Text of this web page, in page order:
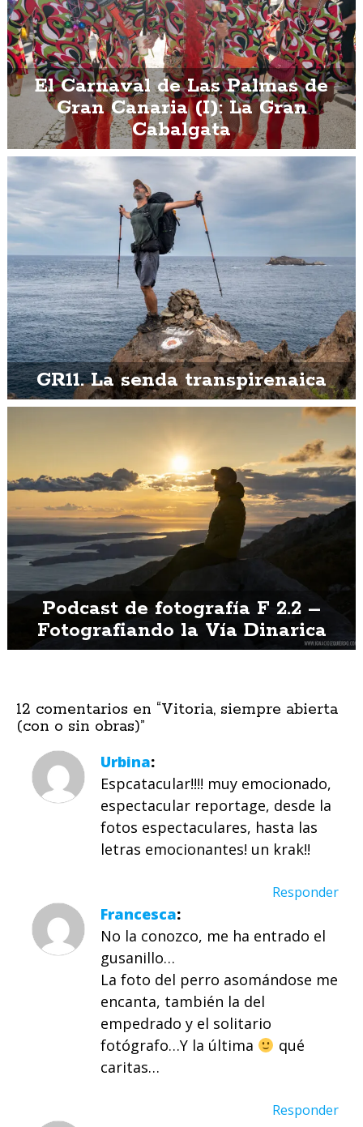
El Carnaval de Las Palmas de
Gran Canaria (I): La Gran
Cabalgata
GR11. La senda transpirenaica
Podcast de fotografía F 2.2 –
Fotografiando la Vía Dinarica
12 comentarios en “Vitoria, siempre abierta
(con o sin obras)”
Urbina
Espcatacular!!!! muy emocionado,
espectacular reportage, desde la
fotos espectaculares, hasta las
letras emocionantes! un krak!!
Responder
Francesca
No la conozco, me ha entrado el
gusanillo…
La foto del perro asomándose me
encanta, también la del
empedrado y el solitario
fotógrafo…Y la última
qué
caritas…
Responder